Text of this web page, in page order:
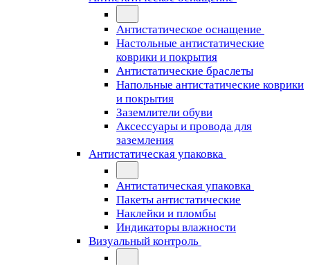
Антистатическое оснащение
Настольные антистатические
коврики и покрытия
Антистатические браслеты
Напольные антистатические коврики
и покрытия
Заземлители обуви
Аксессуары и провода для
заземления
Антистатическая упаковка
Антистатическая упаковка
Пакеты антистатические
Наклейки и пломбы
Индикаторы влажности
Визуальный контроль